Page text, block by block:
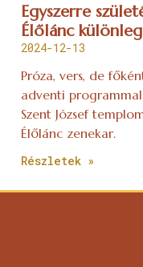
Egyszerre
Élőlánc
2024-12-13
Próza, vers, de
adventi
Szent József
Élőlánc zenekar.
Részletek »